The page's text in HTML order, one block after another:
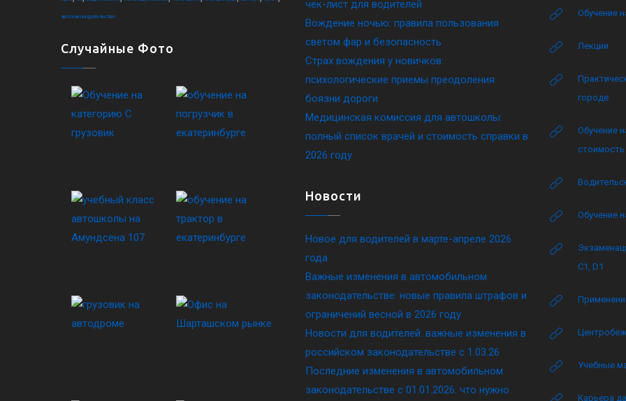
автозаконодательство
Случайные Фото
чек-лист для водителей
Вождение ночью: правила пользования
светом фар и безопасность
Страх вождения у новичков:
психологические приемы преодоления
боязни дороги
Медицинская комиссия для автошколы:
полный список врачей и стоимость справки в
2026 году
Новости
Новое для водителей в марте-апреле 2026
года
Важные изменения в автомобильном
законодательстве: новые правила штрафов и
ограничений весной в 2026 году
Новости для водителей: важные изменения в
российском законодательстве c 1.03.26
Последние изменения в автомобильном
законодательстве c 01.01.2026: что нужно
Обучение
Лекции
городе
Обучение
Обучение
C1, D1
Учебные
Карьера